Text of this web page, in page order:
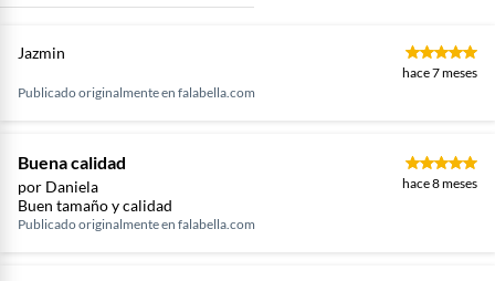
Jazmin
hace 7 meses
Publicado originalmente en falabella.com
Buena calidad
por Daniela hace 8 meses
Buen tamaño y calidad
Publicado originalmente en falabella.com